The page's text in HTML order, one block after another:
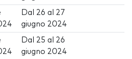
Dal 26 al 27
giugno 2024
Dal 25 al 26
giugno 2024